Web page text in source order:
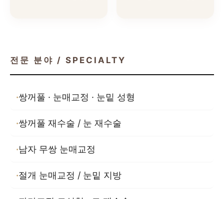
전문 분야 / SPECIALTY
쌍꺼풀 · 눈매교정 · 눈밑 성형
쌍꺼풀 재수술 / 눈 재수술
남자 무쌍 눈매교정
절개 눈매교정 / 눈밑 지방